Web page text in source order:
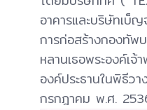
อาคารและบริษัทเบ็
การก่อสร้างกองทัพ
หลานเธอพระองค์เจ้
องค์ประธานในพิธีว
กรกฎาคม พ.ศ.